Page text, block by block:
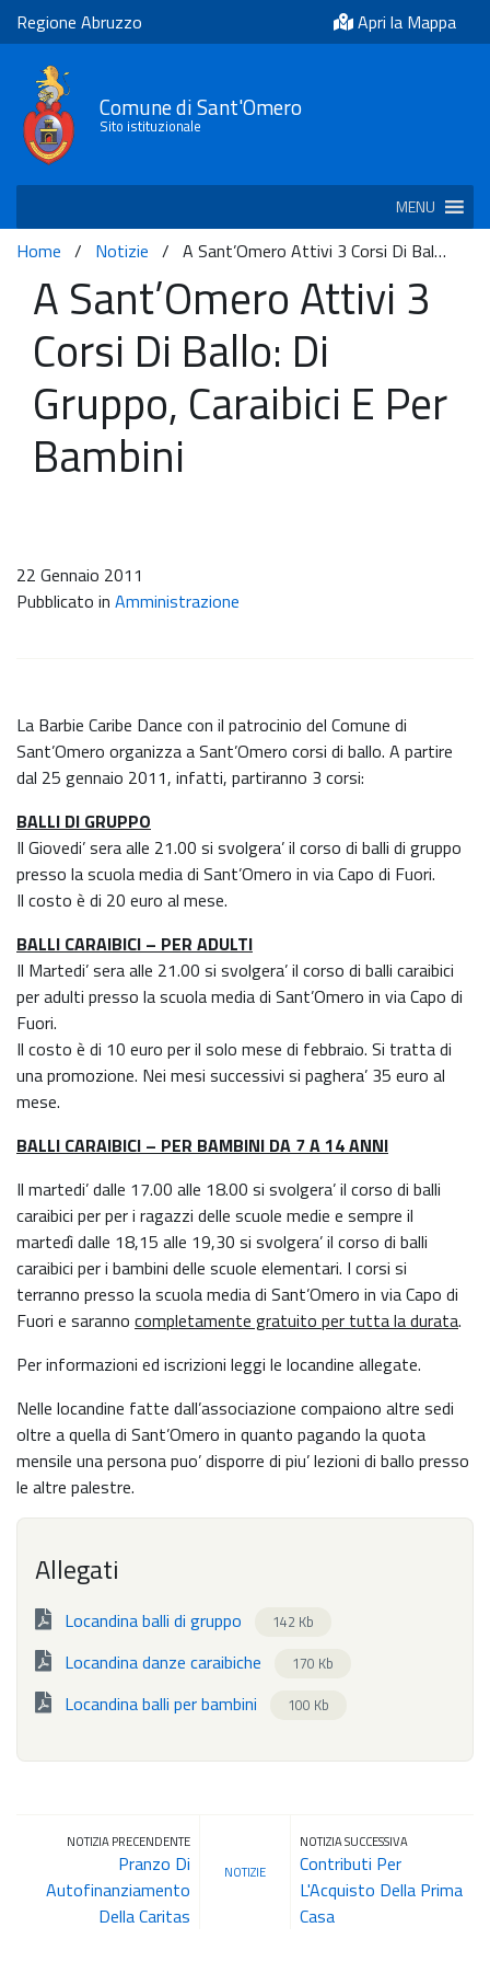
Regione Abruzzo Apri la Mappa
Comune di Sant'Omero
Sito istituzionale
MENU
Home / Notizie / A Sant’Omero Attivi 3 Corsi Di Bal…
A Sant’Omero Attivi 3
Corsi Di Ballo: Di
Gruppo, Caraibici E Per
Bambini
22 Gennaio 2011
Pubblicato in Amministrazione
La Barbie Caribe Dance con il patrocinio del Comune di
Sant’Omero organizza a Sant’Omero corsi di ballo. A partire
dal 25 gennaio 2011, infatti, partiranno 3 corsi:
BALLI DI GRUPPO
Il Giovedi’ sera alle 21.00 si svolgera’ il corso di balli di gruppo
presso la scuola media di Sant’Omero in via Capo di Fuori.
Il costo è di 20 euro al mese.
BALLI CARAIBICI – PER ADULTI
Il Martedi’ sera alle 21.00 si svolgera’ il corso di balli caraibici
per adulti presso la scuola media di Sant’Omero in via Capo di
Fuori.
Il costo è di 10 euro per il solo mese di febbraio. Si tratta di
una promozione. Nei mesi successivi si paghera’ 35 euro al
mese.
BALLI CARAIBICI – PER BAMBINI DA 7 A 14 ANNI
Il martedi’ dalle 17.00 alle 18.00 si svolgera’ il corso di balli
caraibici per per i ragazzi delle scuole medie e sempre il
martedì dalle 18,15 alle 19,30 si svolgera’ il corso di balli
caraibici per i bambini delle scuole elementari. I corsi si
terranno presso la scuola media di Sant’Omero in via Capo di
Fuori e saranno completamente gratuito per tutta la durata.
Per informazioni ed iscrizioni leggi le locandine allegate.
Nelle locandine fatte dall’associazione compaiono altre sedi
oltre a quella di Sant’Omero in quanto pagando la quota
mensile una persona puo’ disporre di piu’ lezioni di ballo presso
le altre palestre.
Allegati
Locandina balli di gruppo 142 Kb
Locandina danze caraibiche 170 Kb
Locandina balli per bambini 100 Kb
NOTIZIA PRECENDENTE
Pranzo Di
Autofinanziamento
Della Caritas
NOTIZIE
NOTIZIA SUCCESSIVA
Contributi Per
L'Acquisto Della Prima
Casa